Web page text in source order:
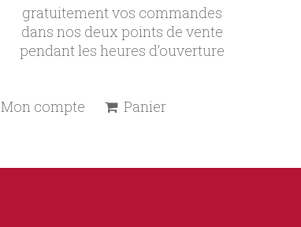
gratuitement vos commandes
dans nos deux points de vente
pendant les heures d’ouverture
Mon compte Panier